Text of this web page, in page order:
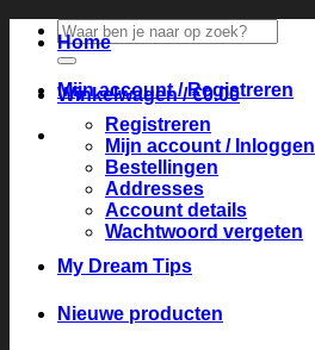
Zoeken
naar:
Winkelwagen /€0.00
Home
Mijn account / Registreren
Registreren
Mijn account / Inloggen
Bestellingen
Addresses
Account details
Wachtwoord vergeten
My Dream Tips
Nieuwe producten